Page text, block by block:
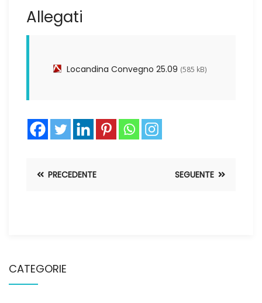
Allegati
Locandina Convegno 25.09 (585 kB)
PRECEDENTE SEGUENTE
CATEGORIE